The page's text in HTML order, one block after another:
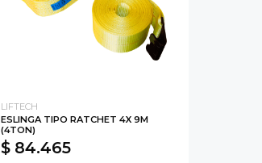
LIFTECH
ESLINGA TIPO RATCHET 4X 9M
(4TON)
$ 84.465